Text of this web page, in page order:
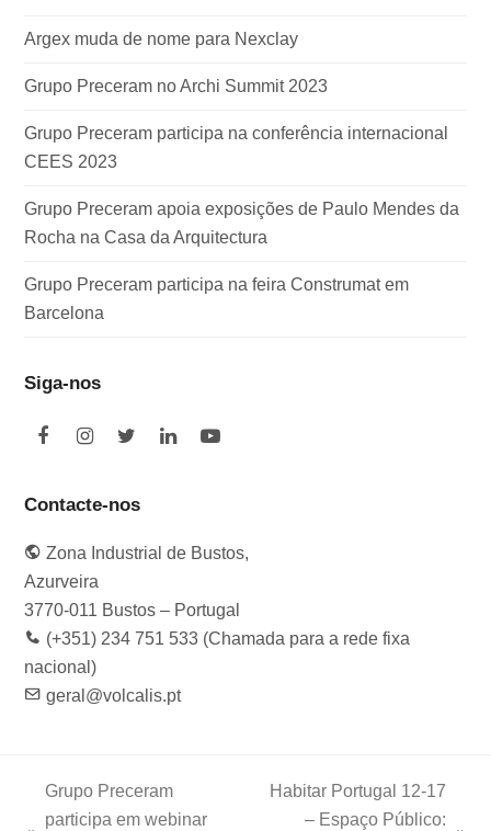
Argex muda de nome para Nexclay
Grupo Preceram no Archi Summit 2023
Grupo Preceram participa na conferência internacional
CEES 2023
Grupo Preceram apoia exposições de Paulo Mendes da
Rocha na Casa da Arquitectura
Grupo Preceram participa na feira Construmat em
Barcelona
Siga-nos
F
e
o
o
k
I
t
g
r
a
m
T
t
e
r
L
d
I
Y
b
e
Contacte-nos
Zona Industrial de Bustos,
Azurveira
3770-011 Bustos – Portugal
(+351) 234 751 533 (Chamada para a rede fixa
nacional)
geral@volcalis.pt
Grupo Preceram
participa em webinar
Habitar Portugal 12-17
– Espaço Público: